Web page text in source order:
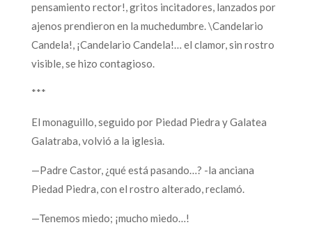
pensamiento rector!, gritos incitadores, lanzados por
ajenos prendieron en la muchedumbre. \Candelario
Candela!, ¡Candelario Candela!… el clamor, sin rostro
visible, se hizo contagioso.
***
El monaguillo, seguido por Piedad Piedra y Galatea
Galatraba, volvió a la iglesia.
—Padre Castor, ¿qué está pasando…? -la anciana
Piedad Piedra, con el rostro alterado, reclamó.
—Tenemos miedo; ¡mucho miedo…!